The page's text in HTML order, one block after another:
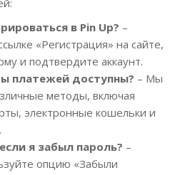
в Pin Up? –
«Регистрация» на сайте,
и подтвердите аккаунт.
платежей доступны? – Мы
методы, включая
электронные кошельки и
я забыл пароль? –
опцию «Забыли